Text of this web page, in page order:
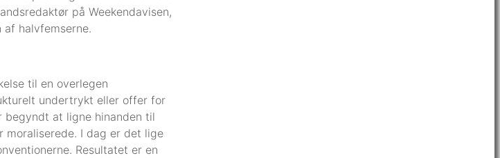
på Weekendavisen,
halvfemserne.
til en overlegen
undertrykt eller offer for
at ligne hinanden til
I dag er det lige
Resultatet er en